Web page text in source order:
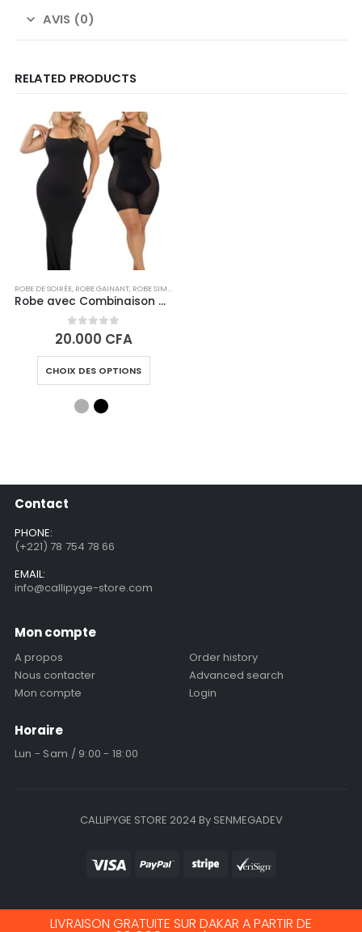
AVIS (0)
RELATED PRODUCTS
ROBE DE SOIRÉE, ROBE GAINANT, ROBE SIMPLE
Robe avec Combinaison Gainante Intégrée 2-en-1- RITA – LIVRAISON GRATUITE
0 out of 5
20.000 CFA
CHOIX DES OPTIONS
Contact
PHONE:
(+221) 78 754 78 66
EMAIL:
info@callipyge-store.com
Mon compte
A propos
Nous contacter
Mon compte
Order history
Advanced search
Login
Horaire
Lun - Sam / 9:00 - 18:00
CALLIPYGE STORE 2024 By SENMEGADEV
LIVRAISON GRATUITE SUR DAKAR A PARTIR DE